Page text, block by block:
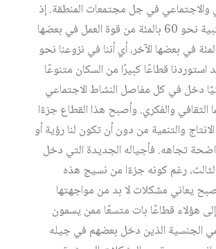
والاجتماعي في جل مجتمعات المنطقة. إذ
تمثل العمالة الأجنبية نحو 60 بالمئة من قوة العمل في بعضها
إلى 90 بالمئة في بعضها الآخر، أي أننا في نزوعنا نحو
استوردنا قطاعًا كبيرًا من السكان متنوعًا
دخل في كل مفاصل النشاط الاجتماعي
الثقافي والفكري. وأصبح هذا القطاع جزءًا
والتنمية من دون أن تكون لنا رؤية أو
تجاهه. فأجياله الجديدة التي دخل
رغم كونه جزءًا من نسيج هذه
يعاني مشكلات لا بد من مواجهتها
هؤلاء قطاعًا بات متسعًا ممن يسمون
الجنسية الذين دخل بعضهم في جيله